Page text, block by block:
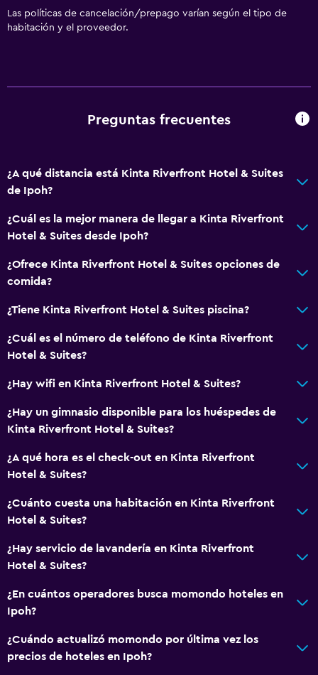
Las políticas de cancelación/prepago varían según el tipo de
habitación y el proveedor.
Preguntas frecuentes
¿A qué distancia está Kinta Riverfront Hotel & Suites
de Ipoh?
¿Cuál es la mejor manera de llegar a Kinta Riverfront
Hotel & Suites desde Ipoh?
¿Ofrece Kinta Riverfront Hotel & Suites opciones de
comida?
¿Tiene Kinta Riverfront Hotel & Suites piscina?
¿Cuál es el número de teléfono de Kinta Riverfront
Hotel & Suites?
¿Hay wifi en Kinta Riverfront Hotel & Suites?
¿Hay un gimnasio disponible para los huéspedes de
Kinta Riverfront Hotel & Suites?
¿A qué hora es el check-out en Kinta Riverfront
Hotel & Suites?
¿Cuánto cuesta una habitación en Kinta Riverfront
Hotel & Suites?
¿Hay servicio de lavandería en Kinta Riverfront
Hotel & Suites?
¿En cuántos operadores busca momondo hoteles en
Ipoh?
¿Cuándo actualizó momondo por última vez los
precios de hoteles en Ipoh?